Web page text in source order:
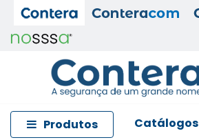
Produtos Catálogos